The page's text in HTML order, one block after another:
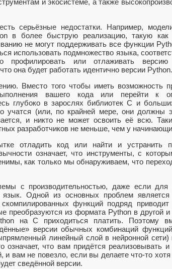
и экосистеме, а также
серьёзные недостатки. Например,
в более быструю реализацию, такую
не могут поддерживать все функции
использовать подмножество языка,
профилировать или отлаживать
она будет работать идентично версии Python.
Вместо того чтобы иметь возможность
вашего кода или перейти к
глубоко в зарослях библиотек C и
учатся (или, по крайней мере, они должны
и никто не может освоить её всю.
разработчиков не меньше, чем у
отладить код или найти и устранить
означает, что инструменты, с
как только мы обнаруживаем, что
с производительностью, даже если для
Одной из основных проблем является
функций подряд
преобразуются из формата Python в другой и
на C приходиться платить. Поэтому
версии обычных комбинаций
линейный слой в нейронной
что вам придётся реализовывать и
вам не повезло, если вы делаете что-то
сведённой версии.